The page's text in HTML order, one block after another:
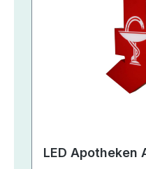
LED Apotheken